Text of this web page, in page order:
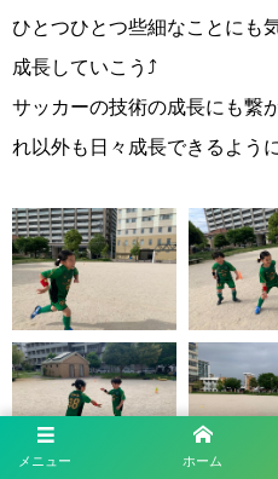
ひとつひとつ些細なことにも
成長していこう⤴️
サッカーの技術の成長にも繋
れ以外も日々成長できるよう
メニュー ホーム